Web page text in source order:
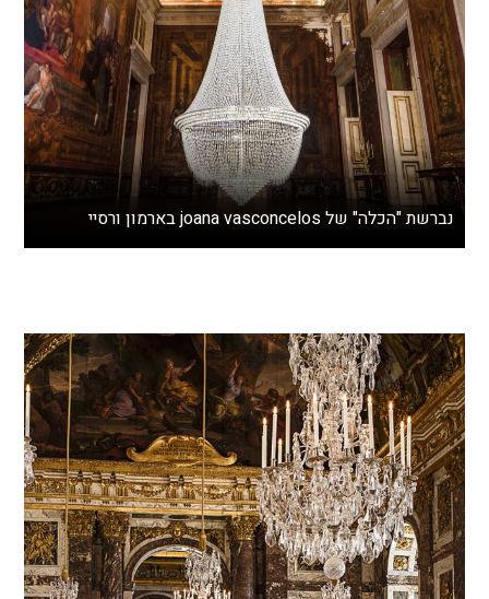
נברשת "הכלה" של joana vasconcelos בארמון ורסיי